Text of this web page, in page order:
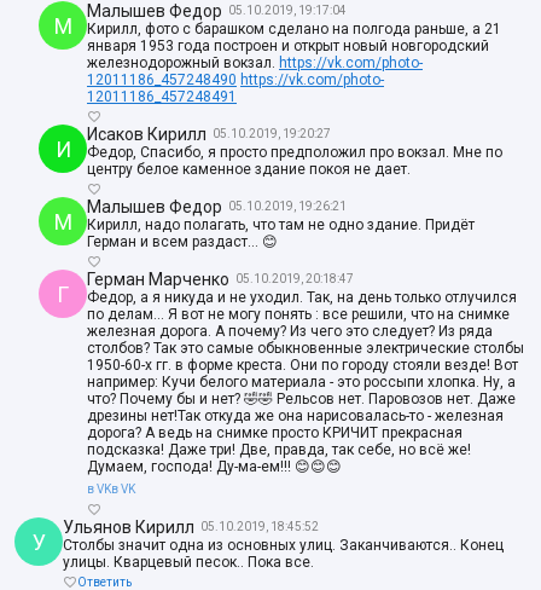
М
Малышев Федор 05.10.2019, 19:17:04
Кирилл, фото с барашком сделано на полгода раньше, а 21
января 1953 года построен и открыт новый новгородский
железнодорожный вокзал. https://vk.com/photo-
12011186_457248490 https://vk.com/photo-
12011186_457248491
И
Исаков Кирилл 05.10.2019, 19:20:27
Федор, Спасибо, я просто предположил про вокзал. Мне по
центру белое каменное здание покоя не дает.
М
Малышев Федор 05.10.2019, 19:26:21
Кирилл, надо полагать, что там не одно здание. Придёт
Герман и всем раздаст... 😊
Г
Герман Марченко 05.10.2019, 20:18:47
Федор, а я никуда и не уходил. Так, на день только отлучился
по делам... Я вот не могу понять : все решили, что на снимке
железная дорога. А почему? Из чего это следует? Из ряда
столбов? Так это самые обыкновенные электрические столбы
1950-60-х гг. в форме креста. Они по городу стояли везде! Вот
например: Кучи белого материала - это россыпи хлопка. Ну, а
что? Почему бы и нет? 🤣🤣 Рельсов нет. Паровозов нет. Даже
дрезины нет!Так откуда же она нарисовалась-то - железная
дорога? А ведь на снимке просто КРИЧИТ прекрасная
подсказка! Даже три! Две, правда, так себе, но всё же!
Думаем, господа! Ду-ма-ем!!! 😊😊😊
в VKв VK
У
Ульянов Кирилл 05.10.2019, 18:45:52
Столбы значит одна из основных улиц. Заканчиваются.. Конец
улицы. Кварцевый песок.. Пока все.
Ответить